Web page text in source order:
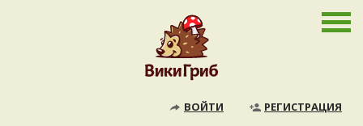
ВОЙТИ РЕГИСТРАЦИЯ